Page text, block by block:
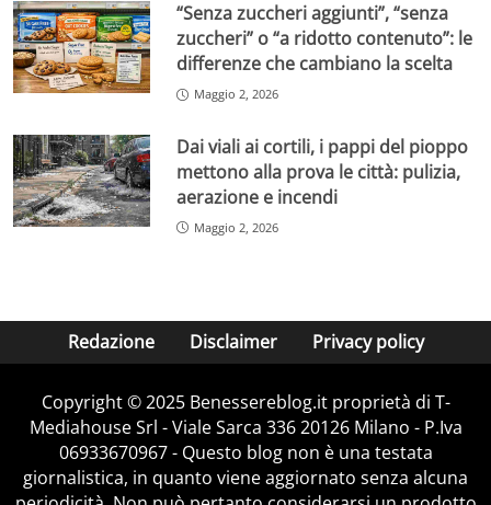
“Senza zuccheri aggiunti”, “senza
zuccheri” o “a ridotto contenuto”: le
differenze che cambiano la scelta
Maggio 2, 2026
Dai viali ai cortili, i pappi del pioppo
mettono alla prova le città: pulizia,
aerazione e incendi
Maggio 2, 2026
Redazione Disclaimer Privacy policy
Copyright © 2025 Benessereblog.it proprietà di T-
Mediahouse Srl - Viale Sarca 336 20126 Milano - P.Iva
06933670967 - Questo blog non è una testata
giornalistica, in quanto viene aggiornato senza alcuna